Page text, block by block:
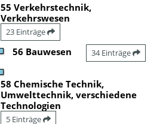
55 Verkehrstechnik,
Verkehrswesen
23 Einträge
56 Bauwesen 34 Einträge
58 Chemische Technik,
Umwelttechnik, verschiedene
Technologien
5 Einträge